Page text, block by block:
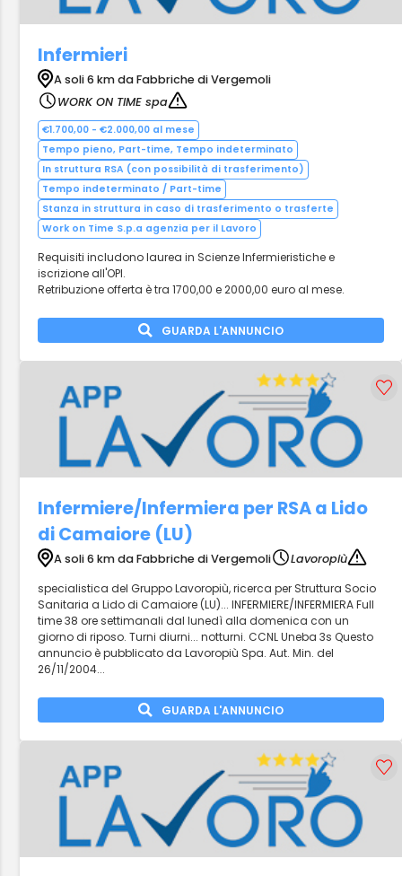
Infermieri
A soli 6 km da Fabbriche di Vergemoli
WORK ON TIME spa
€1.700,00 - €2.000,00 al mese
Tempo pieno, Part-time, Tempo indeterminato
In struttura RSA (con possibilità di trasferimento)
Tempo indeterminato / Part-time
Stanza in struttura in caso di trasferimento o trasferte
Work on Time S.p.a agenzia per il Lavoro
Requisiti includono laurea in Scienze Infermieristiche e
iscrizione all'OPI.
Retribuzione offerta è tra 1700,00 e 2000,00 euro al mese.
GUARDA L'ANNUNCIO
Infermiere/Infermiera per RSA a Lido
di Camaiore (LU)
A soli 6 km da Fabbriche di Vergemoli
Lavoropiù
specialistica del Gruppo Lavoropiù, ricerca per Struttura Socio
Sanitaria a Lido di Camaiore (LU)... INFERMIERE/INFERMIERA Full
time 38 ore settimanali dal lunedì alla domenica con un
giorno di riposo. Turni diurni... notturni. CCNL Uneba 3s Questo
annuncio è pubblicato da Lavoropiù Spa. Aut. Min. del
26/11/2004...
GUARDA L'ANNUNCIO